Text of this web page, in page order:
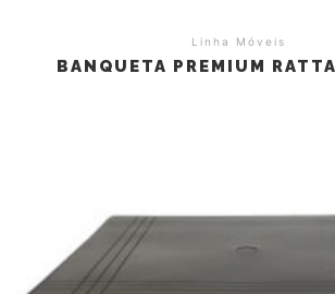
Linha Móveis
BANQUETA PREMIUM